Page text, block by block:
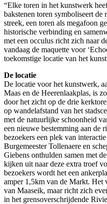
“Elke toren in het kunstwerk
bakstenen toren symboliseert de
streek, een toren als megafoon
historische verbinding en
met een occulus richt zich naar
vandaag de maquette voor
toekomstige locatie van het
De locatie
De locatie voor het kunstwerk,
Maas en de Heerenlaakplas, is
door het zicht op de drie
op wandelafstand van het
met de natuurlijke schoonheid
een nieuwe bestemming aan de
bezoekers een plek van
Burgemeester Tollenaere en
Giebens onthulden samen met
kijken uit naar deze extra troef
bezoekers wordt het een
amper 1,5km van de Markt. Het
van Maaseik, maar richt zich
in het grensoverschrijdende